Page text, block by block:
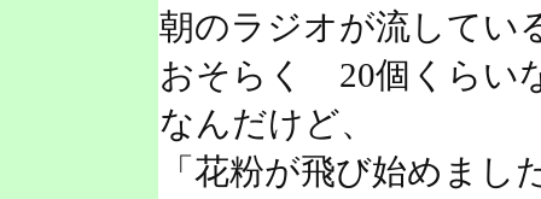
朝のラジオが流してい
おそらく 20個くらい
なんだけど、
「花粉が飛び始めま